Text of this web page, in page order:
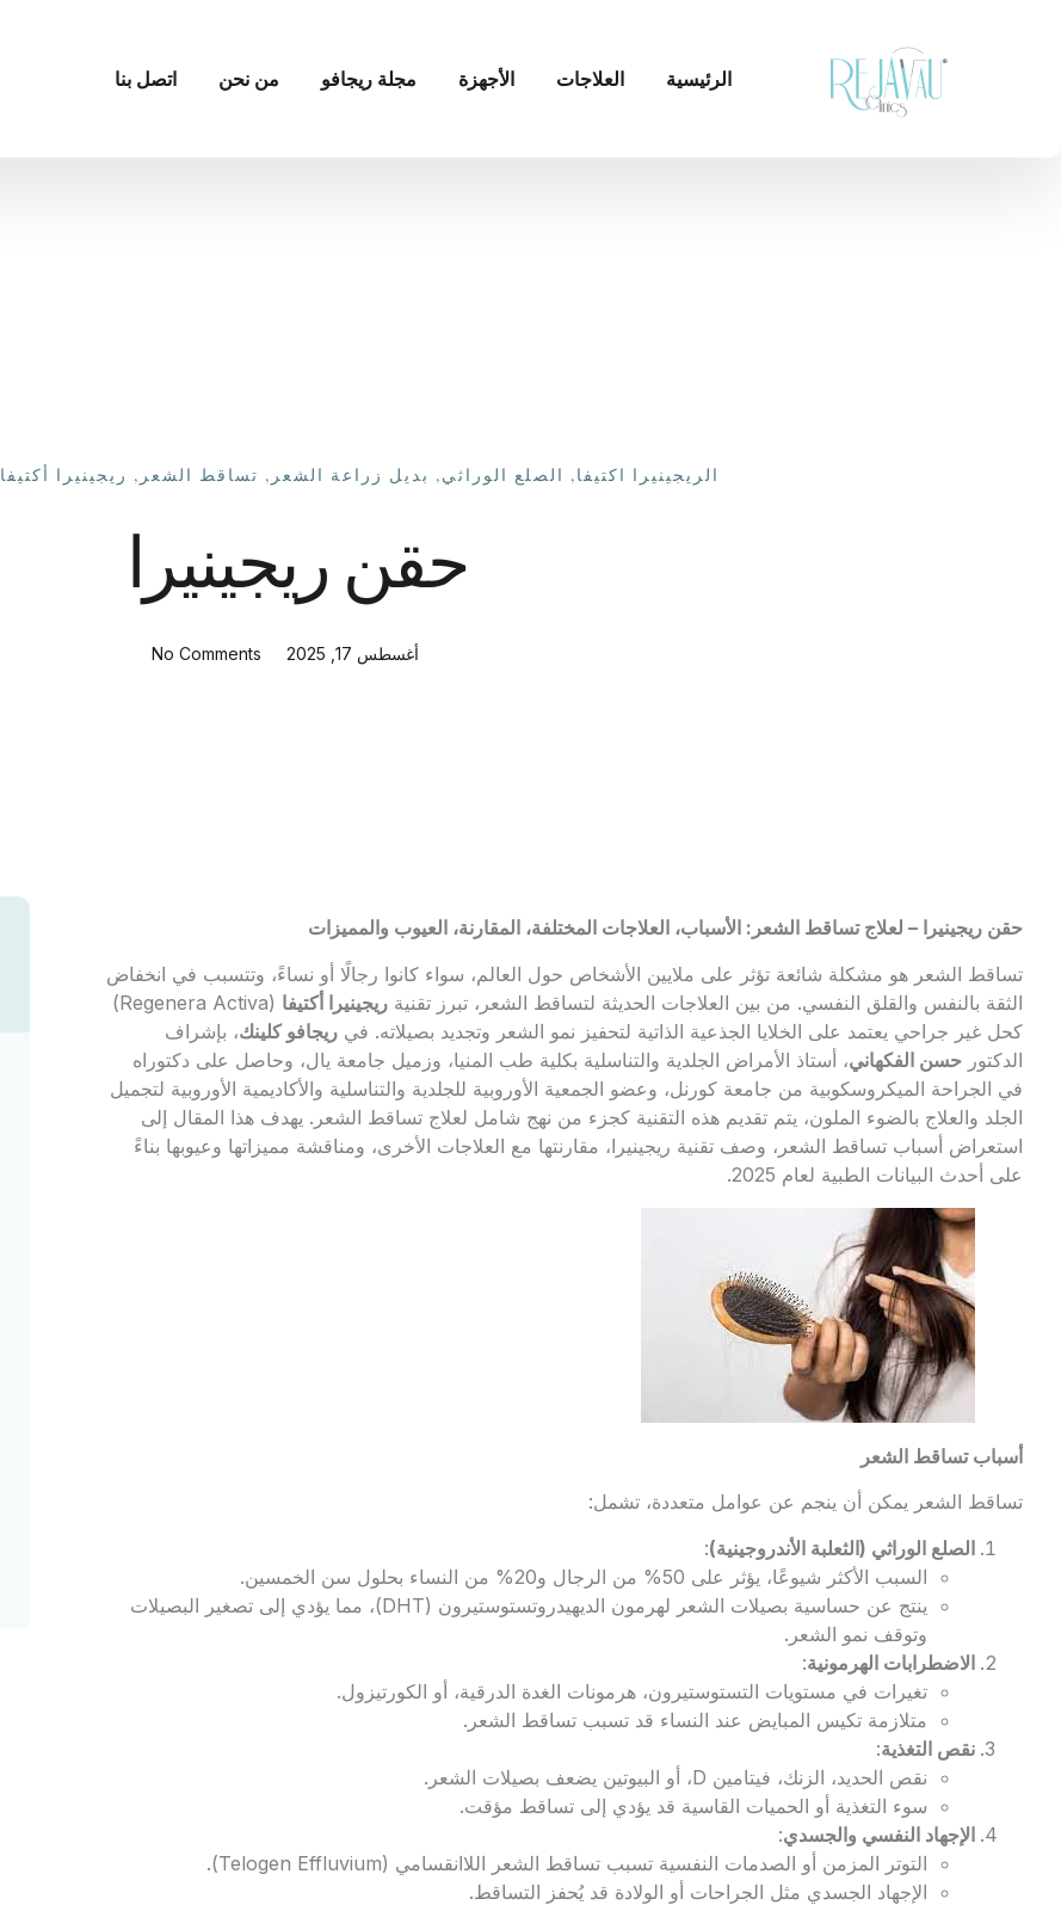
الرئيسية العلاجات الأجهزة مجلة ريجافو من نحن اتصل بنا
الريجينيرا اكتيفا, الصلع الوراثي, بديل زراعة الشعر , تساقط الشعر , ريجينيرا أكتيفا
حقن ريجينيرا
أغسطس 17, 2025 No Comments
حقن ريجينيرا – لعلاج تساقط الشعر: الأسباب، العلاجات المختلفة، المقارنة، العيوب والمميزات
تساقط الشعر هو مشكلة شائعة تؤثر على ملايين الأشخاص حول العالم، سواء كانوا رجالًا أو نساءً، وتتسبب في انخفاض
الثقة بالنفس والقلق النفسي. من بين العلاجات الحديثة لتساقط الشعر، تبرز تقنية ريجينيرا أكتيفا
(Regenera Activa)
كحل غير جراحي يعتمد على الخلايا الجذعية الذاتية لتحفيز نمو الشعر وتجديد بصيلاته. في ريجافو كلينك، بإشراف
الدكتور حسن الفكهاني، أستاذ الأمراض الجلدية والتناسلية بكلية طب المنيا، وزميل جامعة يال، وحاصل على دكتوراه
في الجراحة الميكروسكوبية من جامعة كورنل، وعضو الجمعية الأوروبية للجلدية والتناسلية والأكاديمية الأوروبية لتجميل
الجلد والعلاج بالضوء الملون، يتم تقديم هذه التقنية كجزء من نهج شامل لعلاج تساقط الشعر. يهدف هذا المقال إلى
استعراض أسباب تساقط الشعر، وصف تقنية ريجينيرا، مقارنتها مع العلاجات الأخرى، ومناقشة مميزاتها وعيوبها بناءً
على أحدث البيانات الطبية لعام 2025.
أسباب تساقط الشعر
تساقط الشعر يمكن أن ينجم عن عوامل متعددة، تشمل:
الصلع الوراثي (الثعلبة الأندروجينية):
السبب الأكثر شيوعًا، يؤثر على 50% من الرجال و20% من النساء بحلول سن الخمسين.
ينتج عن حساسية بصيلات الشعر لهرمون الديهيدروتستوستيرون (DHT)، مما يؤدي إلى تصغير البصيلات
وتوقف نمو الشعر.
الاضطرابات الهرمونية:
تغيرات في مستويات التستوستيرون، هرمونات الغدة الدرقية، أو الكورتيزول.
متلازمة تكيس المبايض عند النساء قد تسبب تساقط الشعر.
نقص التغذية:
نقص الحديد، الزنك، فيتامين D، أو البيوتين يضعف بصيلات الشعر.
سوء التغذية أو الحميات القاسية قد يؤدي إلى تساقط مؤقت.
الإجهاد النفسي والجسدي:
التوتر المزمن أو الصدمات النفسية تسبب تساقط الشعر اللاانقسامي (Telogen Effluvium).
الإجهاد الجسدي مثل الجراحات أو الولادة قد يُحفز التساقط.